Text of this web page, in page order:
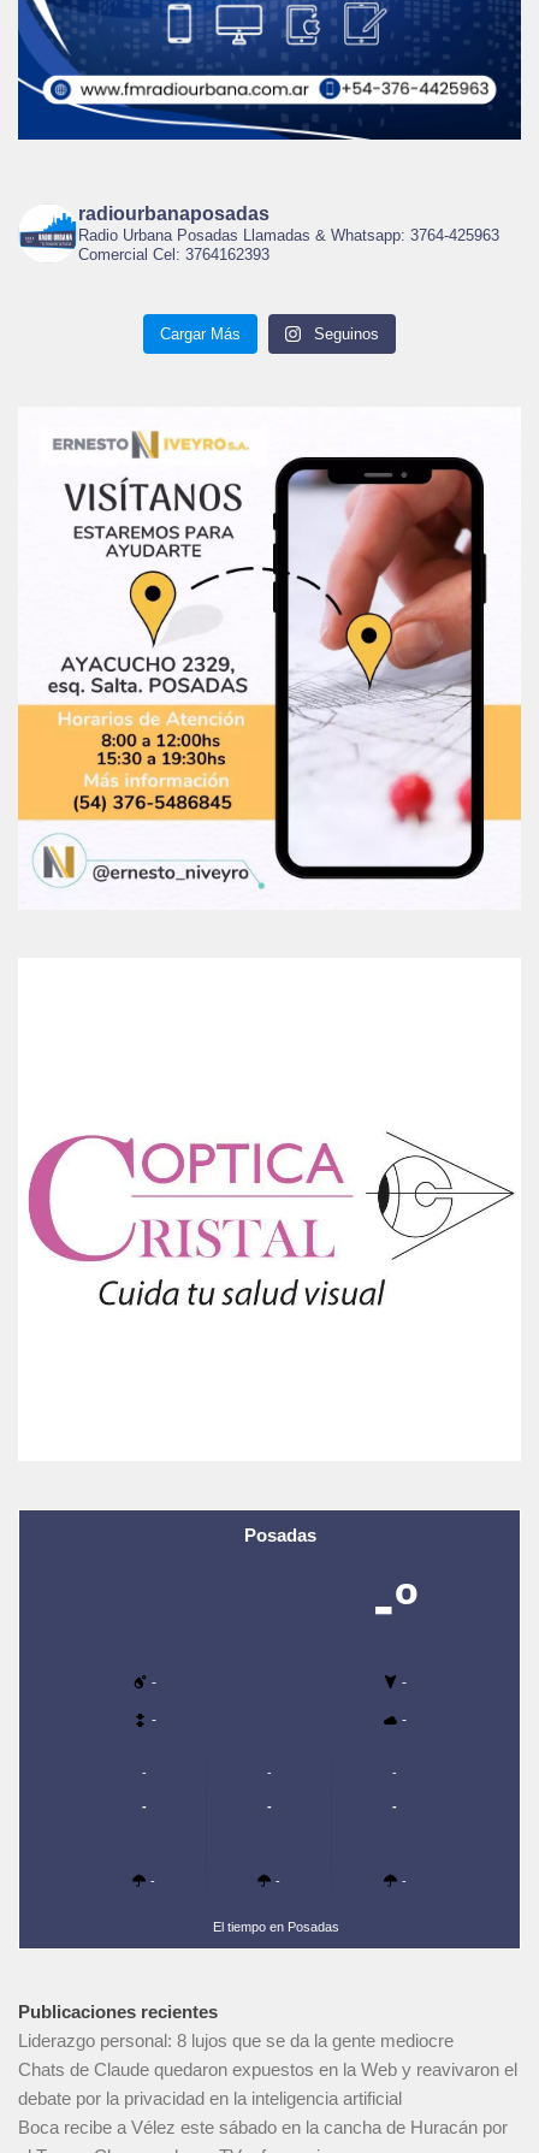
radiourbanaposadas
Radio Urbana Posadas Llamadas & Whatsapp: 3764-425963
Comercial Cel: 3764162393
Cargar Más Seguinos
Posadas
-º
- -
- -
-
-
-
-
-
-
-
-
-
El tiempo en Posadas
Publicaciones recientes
Liderazgo personal: 8 lujos que se da la gente mediocre
Chats de Claude quedaron expuestos en la Web y reavivaron el
debate por la privacidad en la inteligencia artificial
Boca recibe a Vélez este sábado en la cancha de Huracán por